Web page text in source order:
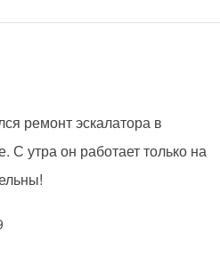
ремонт эскалатора в
С утра он работает только на